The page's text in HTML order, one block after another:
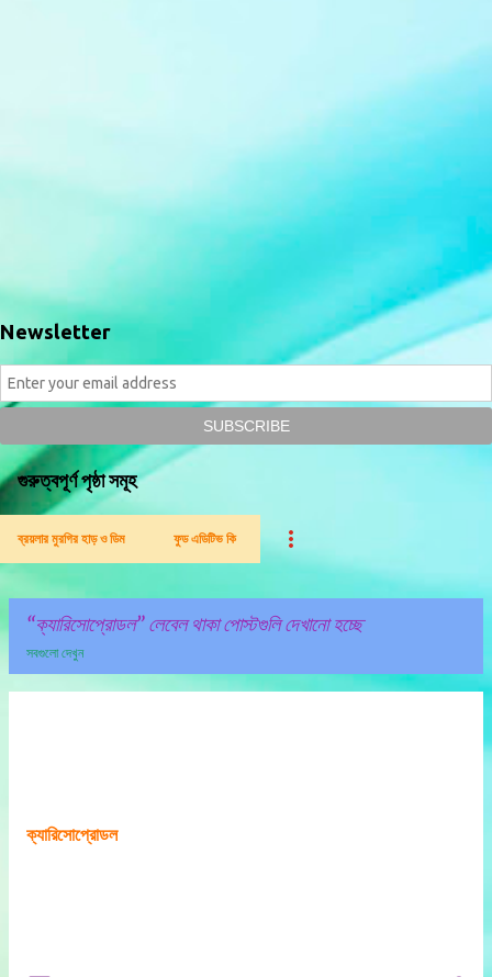
Newsletter
গুরুত্বপূর্ণ পৃষ্ঠা সমূহ
ব্রয়লার মুরগির হাড় ও ডিম ফুড এডিটিভ কি
ক্যারিসোপ্রোডল লেবেল থাকা পোস্টগুলি দেখানো হচ্ছে
সবগুলো দেখুন
ক্যারিসোপ্রোডল